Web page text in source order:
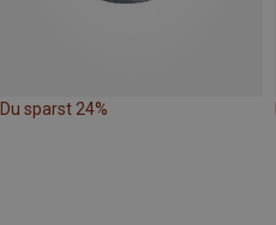
Du sparst 24%